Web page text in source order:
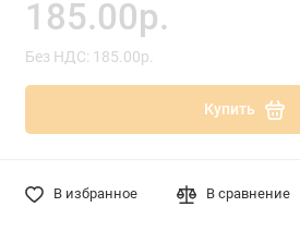
185.00р.
Без НДС: 185.00р.
Купить
В избранное В сравнение